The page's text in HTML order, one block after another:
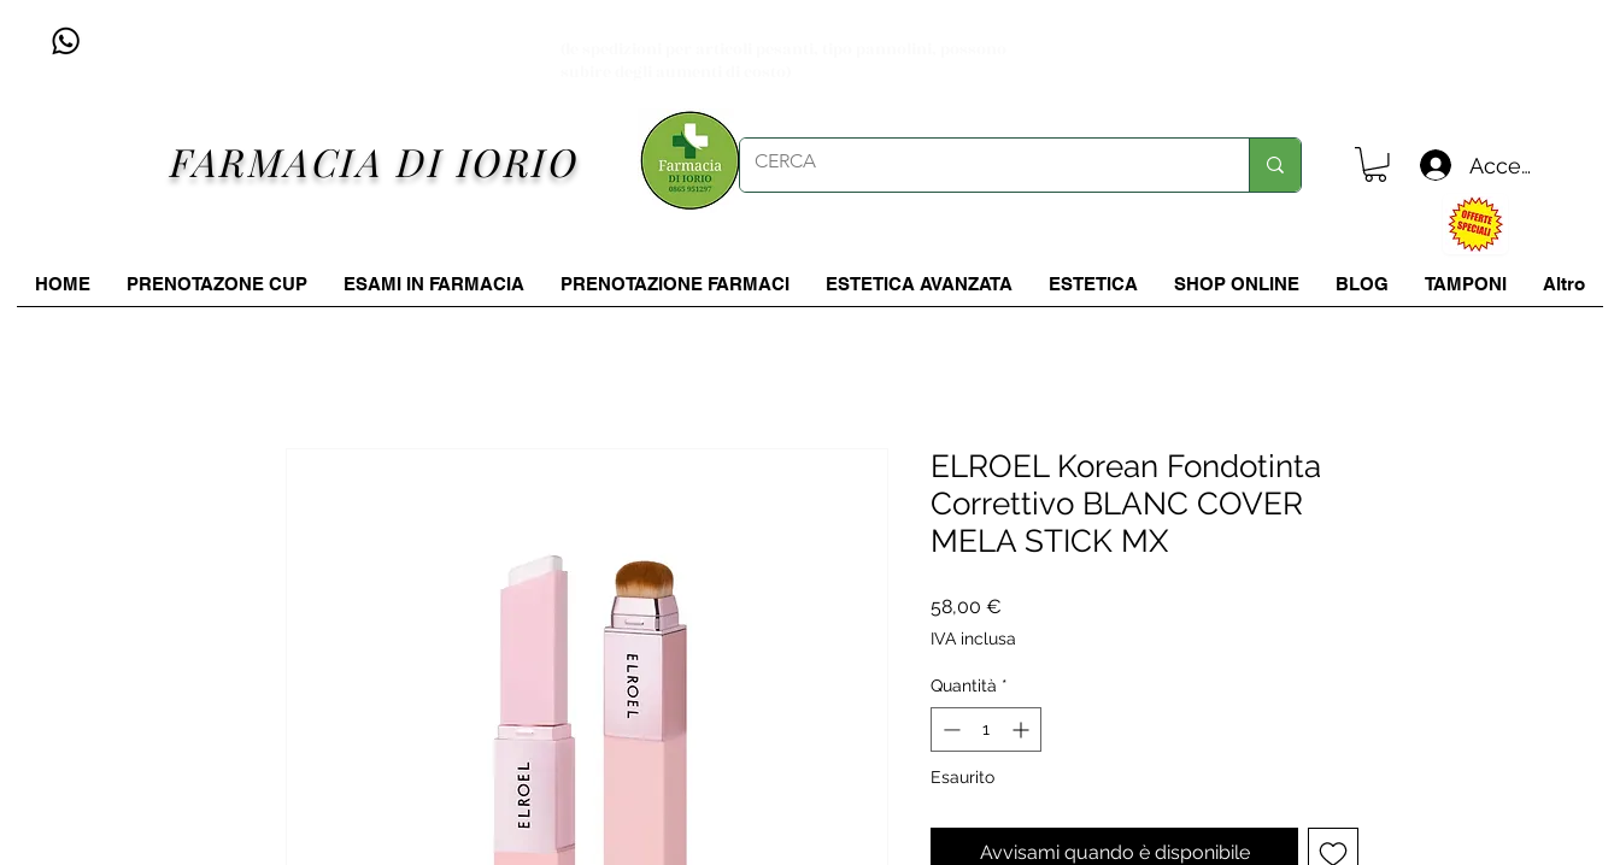
FARMACIA DI IORIO Accedi
HOME PRENOTAZONE CUP ESAMI IN FARMACIA PRENOTAZIONE FARMACI ESTETICA AVANZATA ESTETICA SHOP ONLINE BLOG TAMPONI Altro
ELROEL Korean Fondotinta
Correttivo BLANC COVER
MELA STICK MX
58,00 €
IVA inclusa
Quantità *
Esaurito
Avvisami quando è disponibile